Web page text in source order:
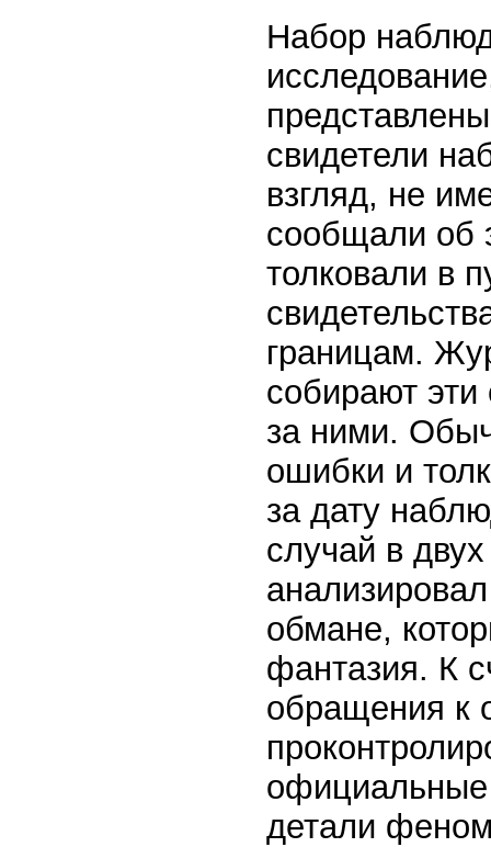
Набор
свидетели
взгляд, не
сообщали об
толковали в
границам.
собирают
за ними.
ошибки и
за дату
случай в
обмане,
фантазия. К
обращения к
официальные
детали